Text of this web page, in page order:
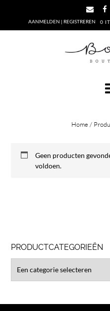
AANMELDEN | REGISTREREN 0
Home /
Geen producten
voldoen.
PRODUCTCATEGORIEËN